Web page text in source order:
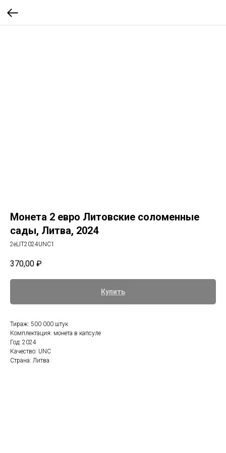
Монета 2 евро Литовские соломенные
сады, Литва, 2024
2eLIT2024UNC1
370,00 ₽
Купить
Тираж: 500 000 штук
Комплектация: монета в капсуле
Год: 2024
Качество: UNC
Страна: Литва